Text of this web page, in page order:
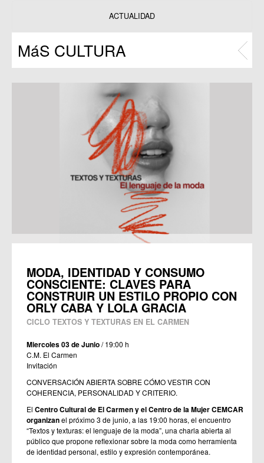
Programas
ACTUALIDAD
MáS CULTURA
MODA, IDENTIDAD Y CONSUMO
CONSCIENTE: CLAVES PARA
CONSTRUIR UN ESTILO PROPIO CON
ORLY CABA Y LOLA GRACIA
CICLO TEXTOS Y TEXTURAS EN EL CARMEN
Miercoles 03 de Junio/ 19:00 h
C.M. El Carmen
Invitación
CONVERSACIÓN ABIERTA SOBRE CÓMO VESTIR CON
COHERENCIA, PERSONALIDAD Y CRITERIO.
El Centro Cultural de El Carmen y el Centro de la Mujer CEMCAR
organizanel próximo 3 de junio, a las 19:00 horas, el encuentro
“Textos y texturas: el lenguaje de la moda”, una charla abierta al
público que propone reflexionar sobre la moda como herramienta
de identidad personal, estilo y expresión contemporánea.